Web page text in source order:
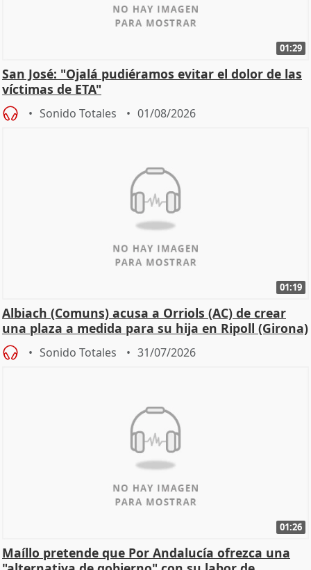
01:29
San José: "Ojalá pudiéramos evitar el dolor de las
víctimas de ETA"
Sonido Totales 01/08/2026
01:19
Albiach (Comuns) acusa a Orriols (AC) de crear
una plaza a medida para su hija en Ripoll (Girona)
Sonido Totales 31/07/2026
01:26
Maíllo pretende que Por Andalucía ofrezca una